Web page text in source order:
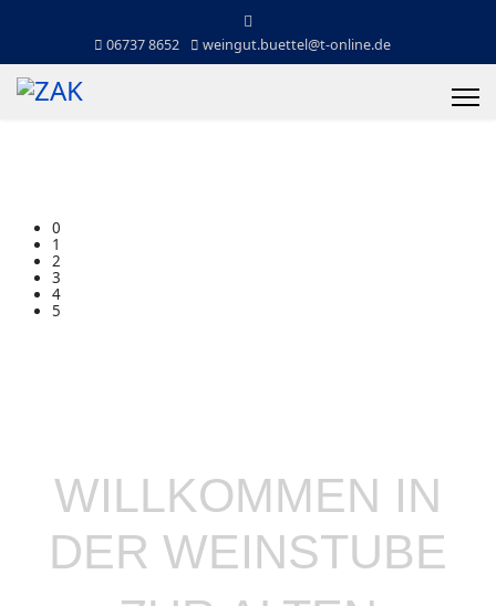
06737 8652 weingut.buettel@t-online.de
0
1
2
3
4
5
WILLKOMMEN IN
DER WEINSTUBE